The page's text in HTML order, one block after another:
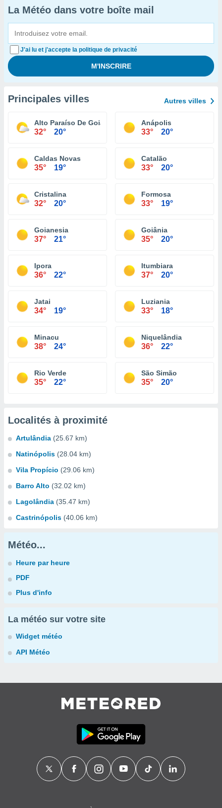
La Météo dans votre boîte mail
J'ai lu et j'accepte la politique de privacité
Principales villes Autres villes
Alto Paraíso De Goiás
32° 20°
Anápolis
33° 20°
Caldas Novas
35° 19°
Catalão
33° 20°
Cristalina
32° 20°
Formosa
33° 19°
Goianesia
37° 21°
Goiânia
35° 20°
Ipora
36° 22°
Itumbiara
37° 20°
Jatai
34° 19°
Luziania
33° 18°
Minacu
38° 24°
Niquelândia
36° 22°
Rio Verde
35° 22°
São Simão
35° 20°
Localités à proximité
Artulândia (25.67 km)
Natinópolis (28.04 km)
Vila Propício (29.06 km)
Barro Alto (32.02 km)
Lagolândia (35.47 km)
Castrinópolis (40.06 km)
Météo...
Heure par heure
PDF
Plus d'info
La météo sur votre site
Widget météo
API Météo